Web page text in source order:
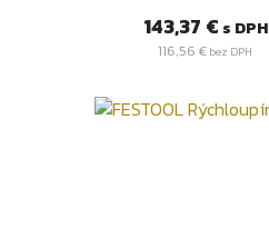
Cena
143,37 € s DPH
116,56 € bez DPH